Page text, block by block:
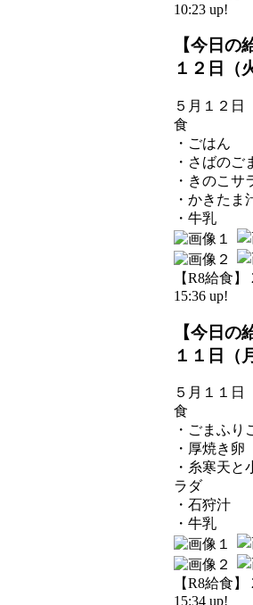
10:23 up!
【今日の
１２日（
５月１２日
食
・ごはん
・さばのご
・きのこサ
・かきたま
・牛乳
【R8給食】
15:36 up!
【今日の
１１日（
５月１１日
食
・ごまふり
・厚焼き卵
・糸寒天と
ラダ
・石狩汁
・牛乳
【R8給食】
15:34 up!